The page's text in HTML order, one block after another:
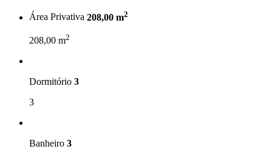
Área Privativa 208,00 m2
208,00 m2
Dormitório 3
3
Banheiro 3